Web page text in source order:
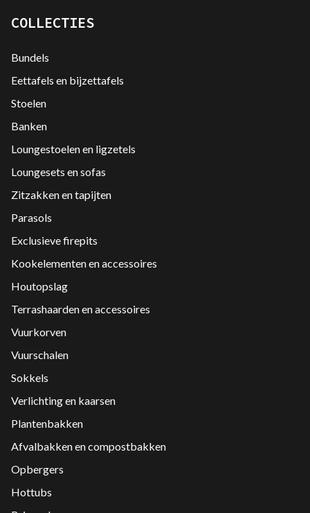
COLLECTIES
Bundels
Eettafels en bijzettafels
Stoelen
Banken
Loungestoelen en ligzetels
Loungesets en sofas
Zitzakken en tapijten
Parasols
Exclusieve firepits
Kookelementen en accessoires
Houtopslag
Terrashaarden en accessoires
Vuurkorven
Vuurschalen
Sokkels
Verlichting en kaarsen
Plantenbakken
Afvalbakken en compostbakken
Opbergers
Hottubs